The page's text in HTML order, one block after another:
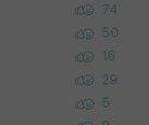
74
50
16
29
5